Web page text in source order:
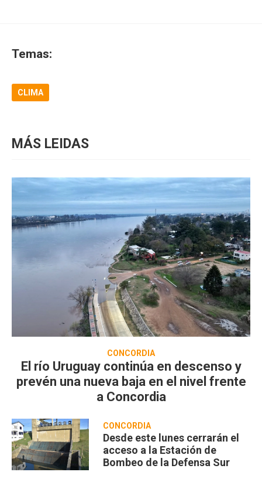
Temas:
CLIMA
MÁS LEIDAS
CONCORDIA
El río Uruguay continúa en descenso y
prevén una nueva baja en el nivel frente
a Concordia
CONCORDIA
Desde este lunes cerrarán el
acceso a la Estación de
Bombeo de la Defensa Sur